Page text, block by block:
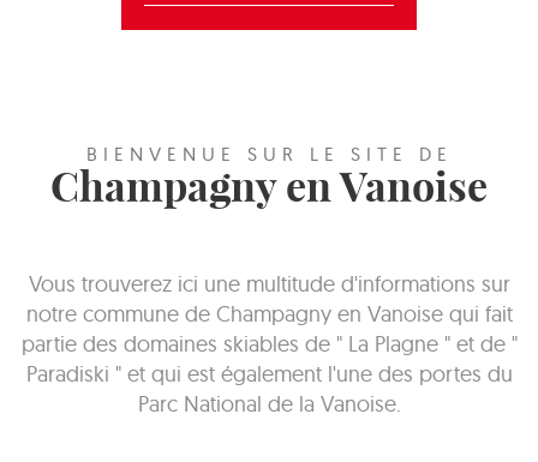
BIENVENUE SUR LE SITE DE
Champagny en Vanoise
Vous trouverez ici une multitude d'informations sur
notre commune de Champagny en Vanoise qui fait
partie des domaines skiables de " La Plagne " et de "
Paradiski " et qui est également l'une des portes du
Parc National de la Vanoise.